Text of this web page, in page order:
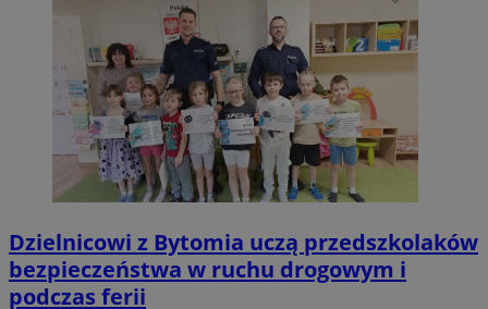
Dzielnicowi z Bytomia uczą przedszkolaków
bezpieczeństwa w ruchu drogowym i
podczas ferii